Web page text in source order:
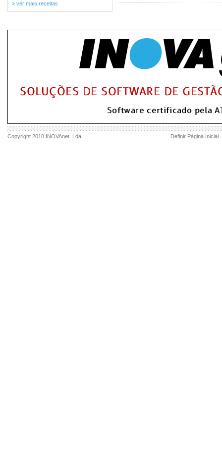
» ver mais receitas
Copyright 2010 INOVAnet , Lda. Definir Página Inicial